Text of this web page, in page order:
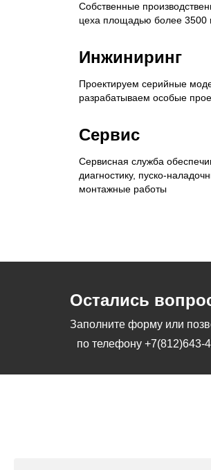
Собственные
цеха площадью более 3500
Инжиниринг
Проектируем серийные
разрабатываем особые
Сервис
Сервисная служба
диагностику, пуско-
монтажные работы
Остались
Заполните форму или
по телефону +7(812)643-